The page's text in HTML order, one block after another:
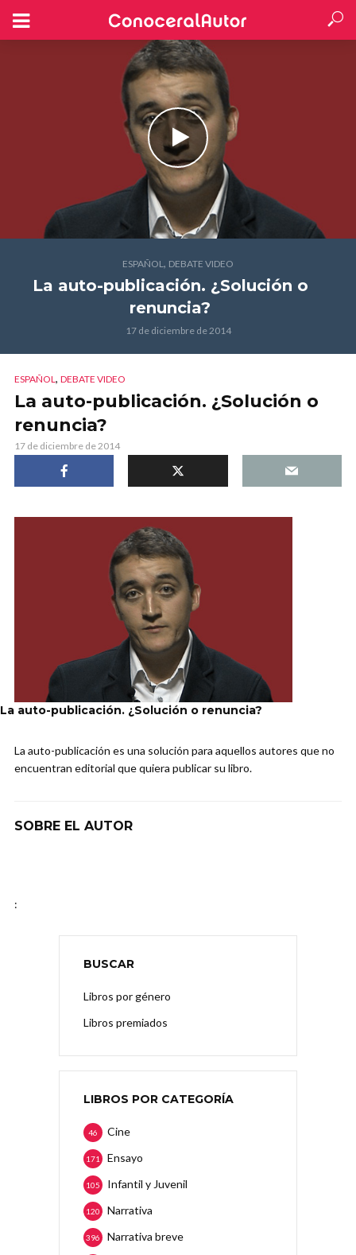
ESPAÑOL, DEBATE VIDEO
La auto-publicación. ¿Solución o
renuncia?
17 de diciembre de 2014
ESPAÑOL, DEBATE VIDEO
La auto-publicación. ¿Solución o
renuncia?
17 de diciembre de 2014
La auto-publicación. ¿Solución o renuncia?
La auto-publicación es una solución para aquellos autores que no
encuentran editorial que quiera publicar su libro.
SOBRE EL AUTOR
:
BUSCAR
Libros por género
Libros premiados
LIBROS POR CATEGORÍA
Cine
46
Ensayo
171
Infantil y Juvenil
105
Narrativa
120
Narrativa breve
396